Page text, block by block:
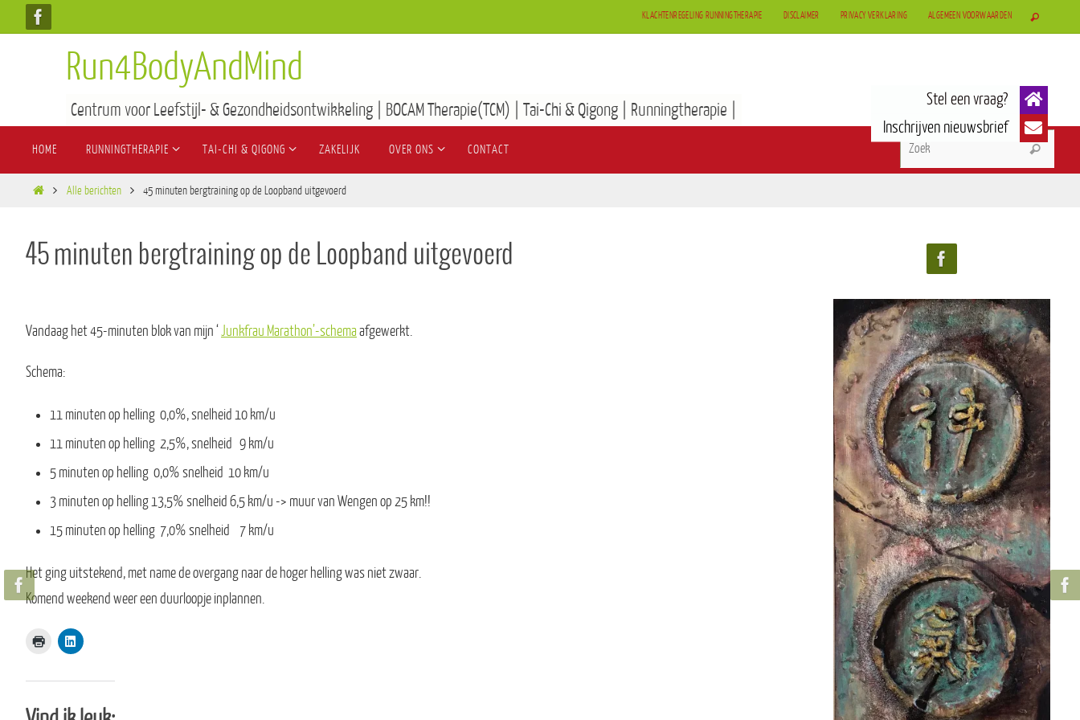
KLACHTENREGELING RUNNINGTHERAPIE DISCLAIMER PRIVACY VERKLARING ALGEMEEN VOORWAARDEN
Run4BodyAndMind
Centrum voor Leefstijl- & Gezondheidsontwikkeling | BOCAM Therapie(TCM) | Tai-Chi & Qigong | Runningtherapie |
HOME RUNNINGTHERAPIE TAI-CHI & QIGONG ZAKELIJK OVER ONS CONTACT
Alle berichten 45 minuten bergtraining op de Loopband uitgevoerd
45 minuten bergtraining op de Loopband uitgevoerd
Vandaag het 45-minuten blok van mijn ‘Junkfrau Marathon’-schema afgewerkt.
Schema:
11 minuten op helling 0,0%, snelheid 10 km/u
11 minuten op helling 2,5%, snelheid 9 km/u
5 minuten op helling 0,0% snelheid 10 km/u
3 minuten op helling 13,5% snelheid 6,5 km/u -> muur van Wengen op 25 km!!
15 minuten op helling 7,0% snelheid 7 km/u
Het ging uitstekend, met name de overgang naar de hoger helling was niet zwaar.
Komend weekend weer een duurloopje inplannen.